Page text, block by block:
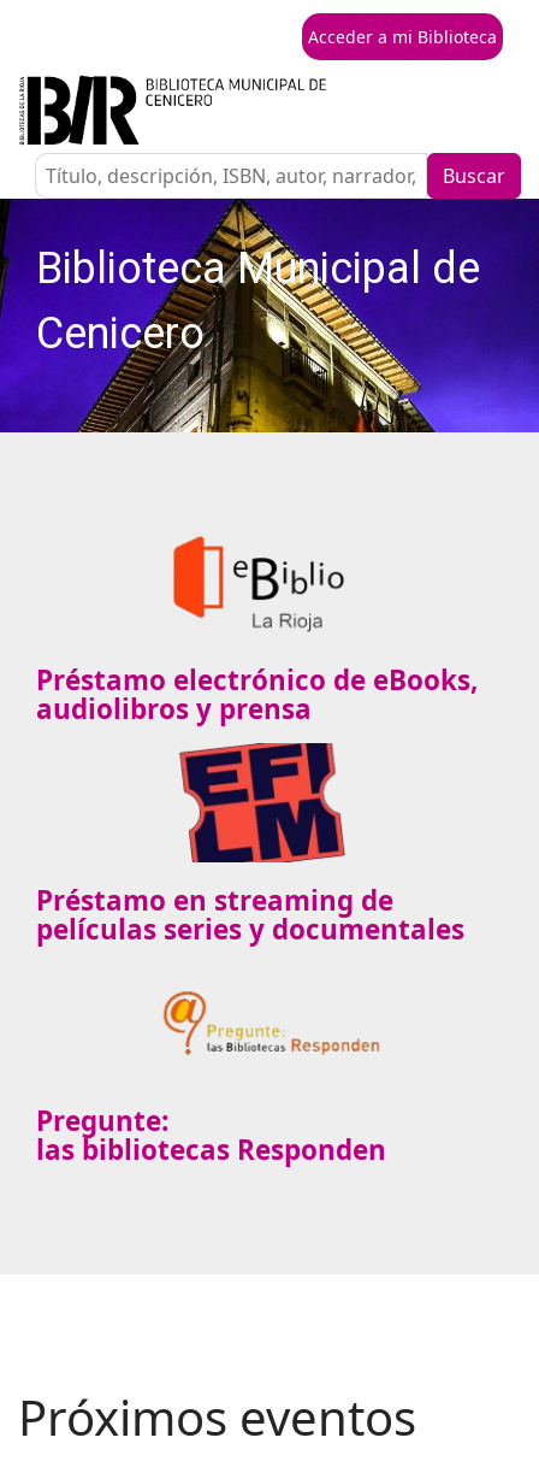
Acceder a mi Biblioteca
Buscar
Biblioteca Municipal de
Cenicero
Préstamo electrónico de eBooks,
audiolibros y prensa
Préstamo en streaming de
películas series y documentales
Pregunte:
las bibliotecas Responden
Próximos eventos